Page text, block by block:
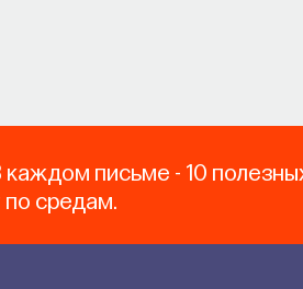
письме - 10
средам.